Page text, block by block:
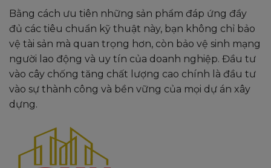
Bằng cách ưu tiên những sản phẩm đáp ứng đầy
đủ các tiêu chuẩn kỹ thuật này, bạn không chỉ bảo
vệ tài sản mà quan trọng hơn, còn bảo vệ sinh mạng
người lao động và uy tín của doanh nghiệp. Đầu tư
vào cây chống tăng chất lượng cao chính là đầu tư
vào sự thành công và bền vững của mọi dự án xây
dựng.